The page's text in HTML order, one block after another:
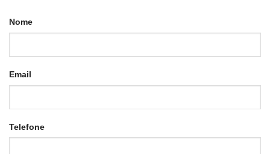
Nome
Email
Telefone